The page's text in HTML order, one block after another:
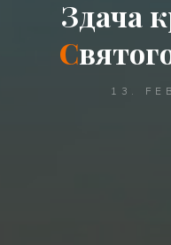
Здача к
Святог
13.